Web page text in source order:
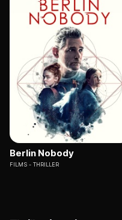
Berlin Nobody
FILMS THRILLER